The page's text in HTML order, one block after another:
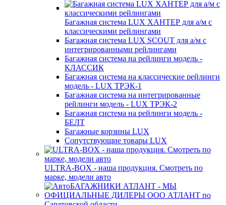
Багажная система LUX ХАНТЕР для а/м с
классическими рейлингами
Багажная система LUX SCOUT для а/м с
интегрированными рейлингами
Багажная система на рейлинги модель -
КЛАССИК
Багажная система на классические рейлинги
модель - LUX ТРЭК-1
Багажная система на интегрированные
рейлинги модель - LUX ТРЭК-2
Багажная система на рейлинги модель -
БЕЛТ
Багажные корзины LUX
Сопутствующие товары LUX
ULTRA-BOX - наша продукция. Смотреть по
марке, модели авто